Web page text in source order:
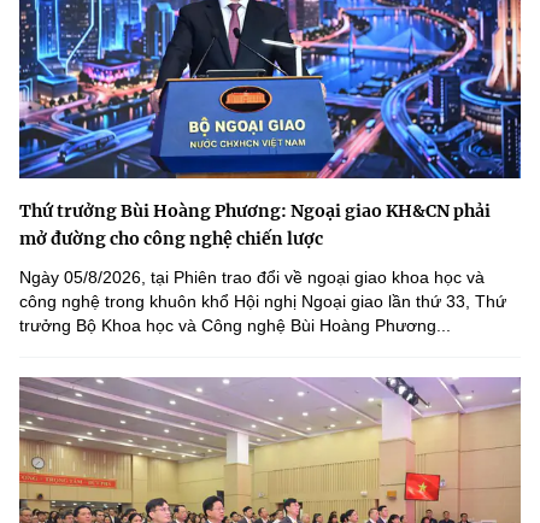
Thứ trưởng Bùi Hoàng Phương: Ngoại giao KH&CN phải
mở đường cho công nghệ chiến lược
Ngày 05/8/2026, tại Phiên trao đổi về ngoại giao khoa học và
công nghệ trong khuôn khổ Hội nghị Ngoại giao lần thứ 33, Thứ
trưởng Bộ Khoa học và Công nghệ Bùi Hoàng Phương...